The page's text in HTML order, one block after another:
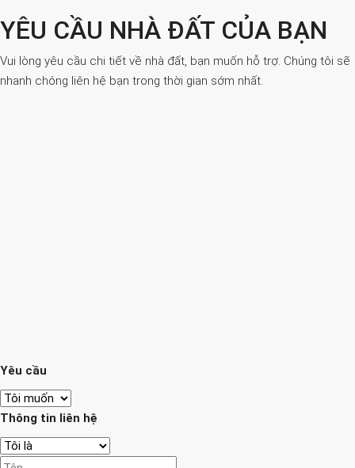
YÊU CẦU NHÀ ĐẤT CỦA BẠN
Vui lòng yêu cầu chi tiết về nhà đất, bạn muốn hỗ trợ. Chúng tôi sẽ
nhanh chóng liên hệ bạn trong thời gian sớm nhất.
Yêu cầu
Thông tin liên hệ